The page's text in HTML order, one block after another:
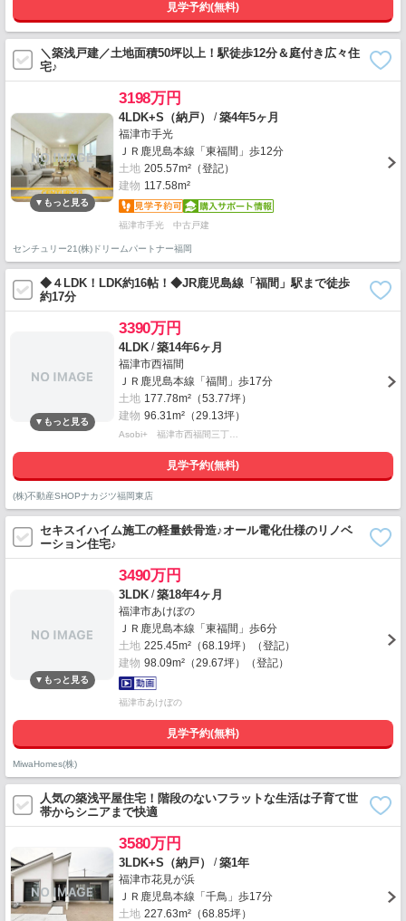
見学予約(無料)
＼築浅戸建／土地面積50坪以上！駅徒歩12分＆庭付き広々住
宅♪
3198万円
4LDK+S（納戸） /築4年5ヶ月
福津市手光
ＪＲ鹿児島本線「東福間」歩12分
土地 205.57m²（登記）
建物 117.58m²
福津市手光 中古戸建
センチュリー21(株)ドリームパートナー福岡
◆４LDK！LDK約16帖！◆JR鹿児島線「福間」駅まで徒歩
約17分
3390万円
4LDK /築14年6ヶ月
福津市西福間
ＪＲ鹿児島本線「福間」歩17分
土地 177.78m²（53.77坪）
建物 96.31m²（29.13坪）
Asobi+ 福津市西福間三丁…
見学予約(無料)
(株)不動産SHOPナカジツ福岡東店
セキスイハイム施工の軽量鉄骨造♪オール電化仕様のリノベ
ーション住宅♪
3490万円
3LDK /築18年4ヶ月
福津市あけぼの
ＪＲ鹿児島本線「東福間」歩6分
土地 225.45m²（68.19坪）（登記）
建物 98.09m²（29.67坪）（登記）
福津市あけぼの
見学予約(無料)
MiwaHomes(株)
人気の築浅平屋住宅！階段のないフラットな生活は子育て世
帯からシニアまで快適
3580万円
3LDK+S（納戸） /築1年
福津市花見が浜
ＪＲ鹿児島本線「千鳥」歩17分
土地 227.63m²（68.85坪）